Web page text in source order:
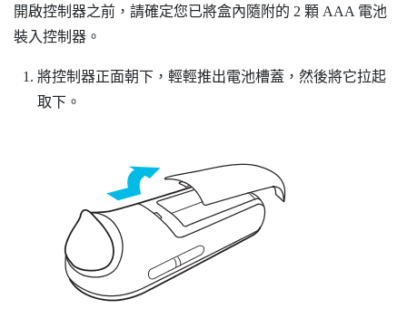
開啟控制器之前，請確定您已將盒內隨附的 2 顆 AAA 電池
裝入控制器。
將控制器正面朝下，輕輕推出電池槽蓋，然後將它拉起
取下。